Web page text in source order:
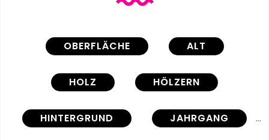
OBERFLÄCHE ALT
HOLZ HÖLZERN
HINTERGRUND JAHRGANG